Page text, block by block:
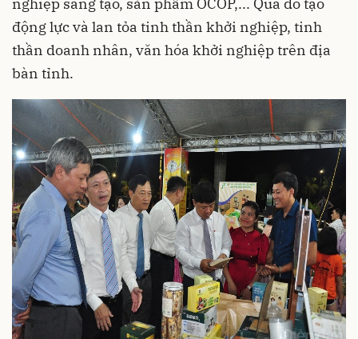
động lực và lan tỏa tinh thần khởi nghiệp, tinh
thần doanh nhân, văn hóa khởi nghiệp trên địa
bàn tỉnh.